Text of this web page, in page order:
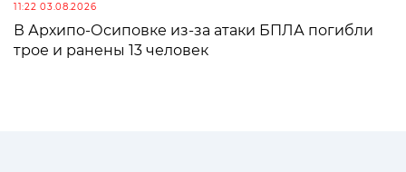
11:22 03.08.2026
В Архипо-Осиповке из-за атаки БПЛА погибли
трое и ранены 13 человек